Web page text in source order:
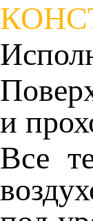
и
Все